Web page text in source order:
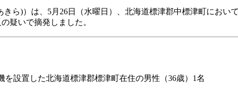
ら)）は、5月26日（水曜日）、北海道標津郡中標津町におい
疑いで摘発しました。
設置した北海道標津郡標津町在住の男性（36歳）1名